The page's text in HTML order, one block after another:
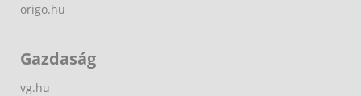
origo.hu
Gazdaság
vg.hu